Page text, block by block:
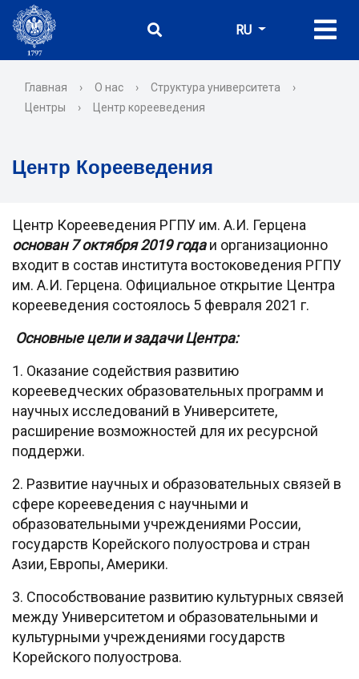
RU
Главная › О нас › Структура университета
›
Центры
› Центр корееведения
Центр Корееведения
Центр Корееведения РГПУ им. А.И. Герцена
основан 7 октября 2019 годаи организационно
входит в состав института востоковедения РГПУ
им. А.И. Герцена. Официальное открытие Центра
корееведения состоялось 5 февраля 2021 г.
Основные цели и задачи Центра:
1. Оказание содействия развитию
корееведческих образовательных программ и
научных исследований в Университете,
расширение возможностей для их ресурсной
поддержи.
2. Развитие научных и образовательных связей в
сфере корееведения с научными и
образовательными учреждениями России,
государств Корейского полуострова и стран
Азии, Европы, Америки.
3. Способствование развитию культурных связей
между Университетом и образовательными и
культурными учреждениями государств
Корейского полуострова.